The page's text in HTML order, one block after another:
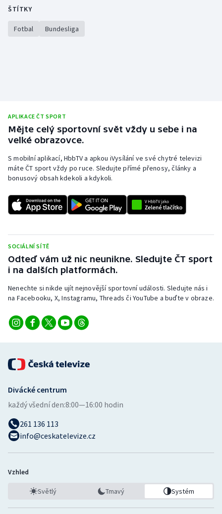
Rychlostní kanoistika
Short track
Veslování
Volejbal
Ostatní
ŠTÍTKY
Fotbal Bundesliga
APLIKACE ČT SPORT
Mějte celý sportovní svět vždy u sebe i na
velké obrazovce.
S mobilní aplikací, HbbTV a apkou iVysílání ve své chytré televizi
máte ČT sport vždy po ruce. Sledujte přímé přenosy, články a
bonusový obsah kdekoli a kdykoli.
SOCIÁLNÍ SÍTĚ
Odteď vám už nic neunikne. Sledujte ČT sport
i na dalších platformách.
Nenechte si nikde ujít nejnovější sportovní události. Sledujte nás i
na Facebooku, X, Instagramu, Threads či YouTube a buďte v obraze.
Divácké centrum
každý všední den:8:00—16:00 hodin
261 136 113
info@ceskatelevize.cz
Vzhled
Světlý Tmavý Systém